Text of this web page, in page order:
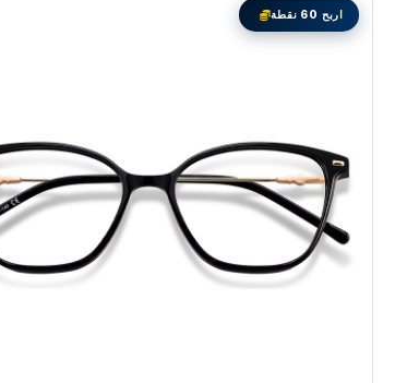
اربح 60 نقطة